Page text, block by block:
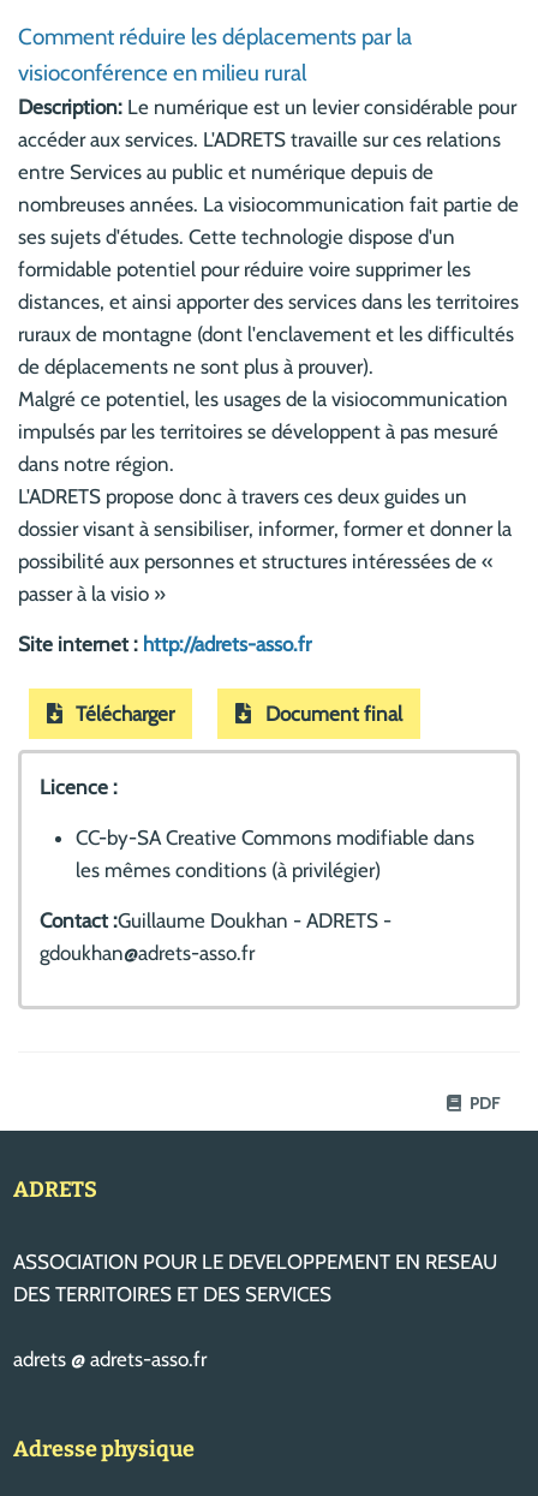
Comment réduire les déplacements par la
visioconférence en milieu rural
Description: Le numérique est un levier considérable pour
accéder aux services. L'ADRETS travaille sur ces relations
entre Services au public et numérique depuis de
nombreuses années. La visiocommunication fait partie de
ses sujets d'études. Cette technologie dispose d'un
formidable potentiel pour réduire voire supprimer les
distances, et ainsi apporter des services dans les territoires
ruraux de montagne (dont l'enclavement et les difficultés
de déplacements ne sont plus à prouver).
Malgré ce potentiel, les usages de la visiocommunication
impulsés par les territoires se développent à pas mesuré
dans notre région.
L'ADRETS propose donc à travers ces deux guides un
dossier visant à sensibiliser, informer, former et donner la
possibilité aux personnes et structures intéressées de «
passer à la visio »
Site internet : http://adrets-asso.fr
Télécharger Document final
Licence :
CC-by-SA Creative Commons modifiable dans
les mêmes conditions (à privilégier)
Contact :Guillaume Doukhan - ADRETS -
gdoukhan@adrets-asso.fr
PDF
ADRETS
ASSOCIATION POUR LE DEVELOPPEMENT EN RESEAU
DES TERRITOIRES ET DES SERVICES
adrets @ adrets-asso.fr
Adresse physique